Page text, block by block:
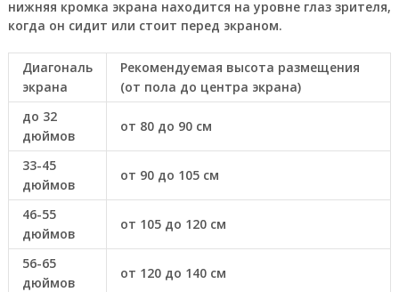
нижняя кромка экрана находится на уровне глаз зрителя,
когда он сидит или стоит перед экраном.
Диагональ
экрана
Рекомендуемая высота размещения
(от пола до центра экрана)
до 32
дюймов
от 80 до 90 см
33-45
дюймов
от 90 до 105 см
46-55
дюймов
от 105 до 120 см
56-65
дюймов
от 120 до 140 см